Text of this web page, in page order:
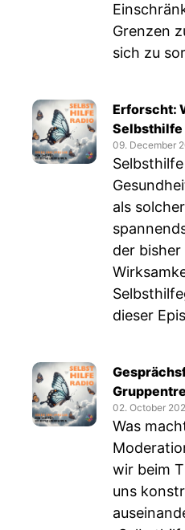
Grenzen
sich zu
Erforscht:
Selbsthilfe
09. December
als
der
dieser
02. October
Was
wir beim
uns